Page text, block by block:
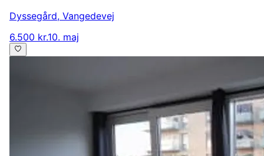
Dyssegård, Vangedevej
6.500 kr.10. maj